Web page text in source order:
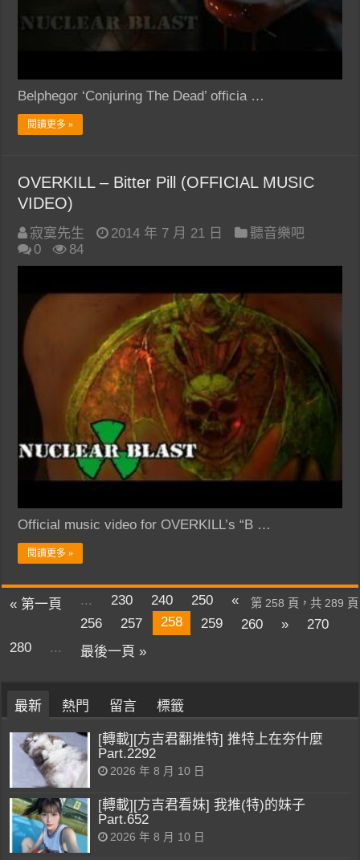
Belphegor ‘Conjuring The Dead’ officia …
閱讀更多 »
OVERKILL – Bitter Pill (OFFICIAL MUSIC
VIDEO)
寂寞先生 2014 年 7 月 21 日
聽音樂吧
0
84
Official music video for OVERKILL’s “B …
閱讀更多 »
第 258 頁，共 289 頁
« 第一頁 ... 230 240 250
«
256
257 258 259 260 »
270
280
... 最後一頁 »
最新 熱門 留言 標籤
[轉載][方吉君翻推特] 推特上在夯什麼
Part.2292
2026 年 8 月 10 日
[轉載][方吉君看妹] 我推(特)的妹子
Part.652
2026 年 8 月 10 日